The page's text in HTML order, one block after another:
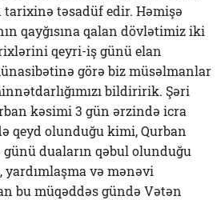
təsadüf edir. Həmişə
qayğısına qalan dövlətimiz iki
qeyri-iş günü elan
görə biz müsəlmanlar
bildiririk. Şəri
kəsimi 3 gün ərzində icra
qeyd olunduğu kimi, Qurban
günü duaların qəbul olunduğu
yardımlaşma və mənəvi
bu müqəddəs gündə Vətən